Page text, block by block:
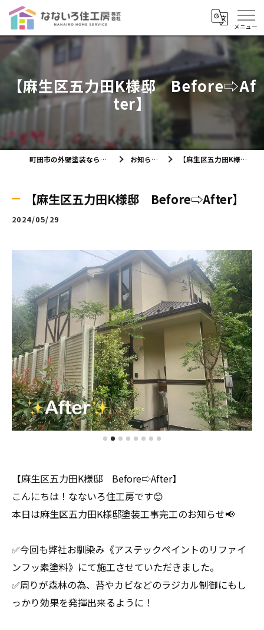
【麻生区五力田K様邸 Before⇨Af
ter】
町田市の外壁塗装ならなないろ住工房株式会社 お知らせ・ブログ 【麻生区五力田K様邸 Before⇨After】
【麻生区五力田K様邸 Before⇨After】
2024/05/29
【麻生区五力田K様邸 Before⇨After】
こんにちは！なないろ住工房です😊
本日は麻生区五力田K様邸塗装工事完工のお知らせ📢
✅今回も弊社お馴染み《アステックペイントのリファイ
ンフッ素塗料》にて施工させていただきました。
✅周りが森林の為、苔やカビなどのラジカル制御にもし
っかり効果を発揮出来るように！